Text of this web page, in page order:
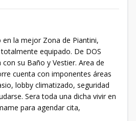
la mejor Zona de Piantini,
equipado. De DOS
su Baño y Vestier. Area de
cuenta con imponentes áreas
lobby climatizado, seguridad
Sera toda una dicha vivir en
para agendar cita,